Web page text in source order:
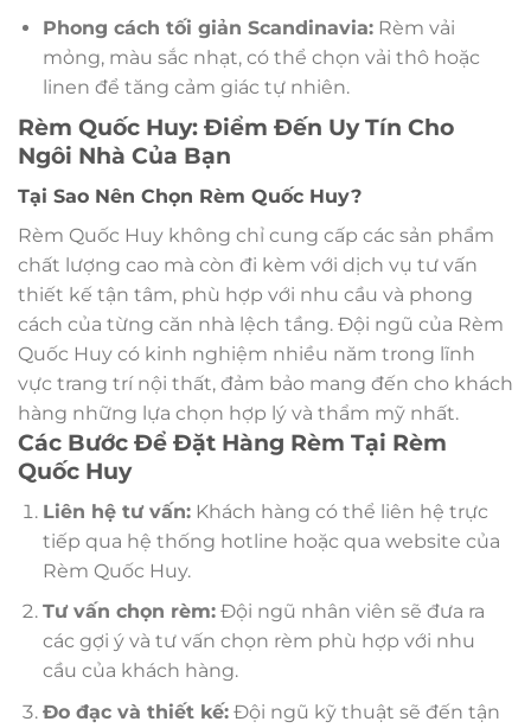
Phong cách tối giản Scandinavia:Rèm vải
mỏng, màu sắc nhạt, có thể chọn vải thô hoặc
linen để tăng cảm giác tự nhiên.
Rèm Quốc Huy: Điểm Đến Uy Tín Cho
Ngôi Nhà Của Bạn
Tại Sao Nên Chọn Rèm Quốc Huy?
Rèm Quốc Huy không chỉ cung cấp các sản phẩm
chất lượng cao mà còn đi kèm với dịch vụ tư vấn
thiết kế tận tâm, phù hợp với nhu cầu và phong
cách của từng căn nhà lệch tầng. Đội ngũ của Rèm
Quốc Huy có kinh nghiệm nhiều năm trong lĩnh
vực trang trí nội thất, đảm bảo mang đến cho khách
hàng những lựa chọn hợp lý và thẩm mỹ nhất.
Các Bước Để Đặt Hàng Rèm Tại Rèm
Quốc Huy
Liên hệ tư vấn:Khách hàng có thể liên hệ trực
tiếp qua hệ thống hotline hoặc qua website của
Rèm Quốc Huy.
Tư vấn chọn rèm:Đội ngũ nhân viên sẽ đưa ra
các gợi ý và tư vấn chọn rèm phù hợp với nhu
cầu của khách hàng.
Đo đạc và thiết kế:Đội ngũ kỹ thuật sẽ đến tận